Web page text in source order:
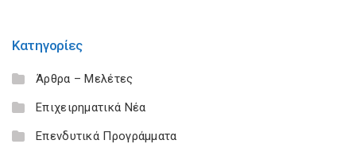
Κατηγορίες
Άρθρα – Μελέτες
Επιχειρηματικά Νέα
Επενδυτικά Προγράμματα